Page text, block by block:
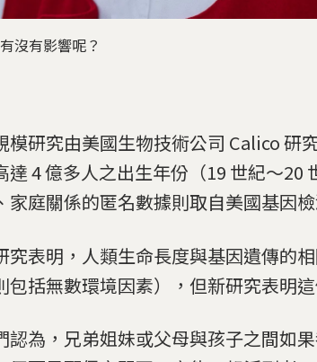
沒有影響呢？
模研究由美國生物技術公司 Calico 研
達 4 億多人之出生年份（19 世紀～20
家庭關係的匿名數據則取自美國基因
究表明，人類生命長度與基因遺傳的
包括無數環境因素），但新研究表明
認為，兄弟姐妹或父母與孩子之間如